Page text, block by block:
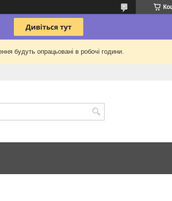
будуть опрацьовані в робочі години.